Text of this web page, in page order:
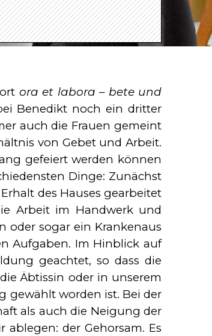
ora et labora – bete und
Benedikt noch ein dritter
auch die Frauen gemeint
von Gebet und Arbeit.
gefeiert werden können
Dinge: Zunächst
des Hauses gearbeitet
Arbeit im Handwerk und
oder sogar ein Krankenaus
Aufgaben. Im Hinblick auf
geachtet, so dass die
Äbtissin oder in unserem
gewählt worden ist. Bei der
als auch die Neigung der
der Gehorsam. Es